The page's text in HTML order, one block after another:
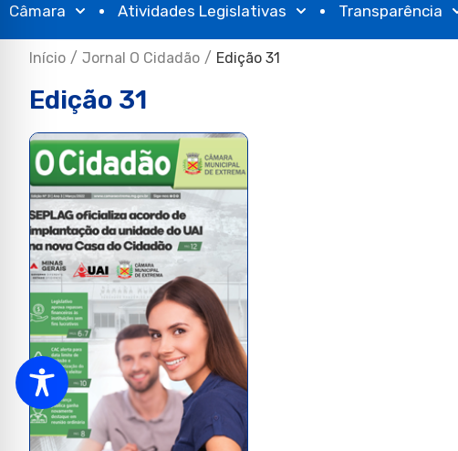
Câmara Atividades Legislativas Transparência
Início / Jornal O Cidadão / Edição 31
Edição 31